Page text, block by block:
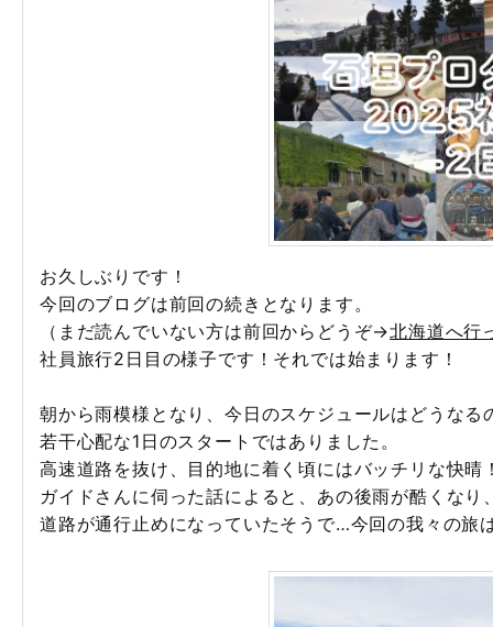
お久しぶりです！
今回のブログは前回の続きとなります。
（まだ読んでいない方は前回からどうぞ→北海道へ
社員旅行2日目の様子です！それでは始まります！
朝から雨模様となり、今日のスケジュールはどうなる
若干心配な1日のスタートではありました。
高速道路を抜け、目的地に着く頃にはバッチリな快晴
ガイドさんに伺った話によると、あの後雨が酷くなり
道路が通行止めになっていたそうで…今回の我々の旅